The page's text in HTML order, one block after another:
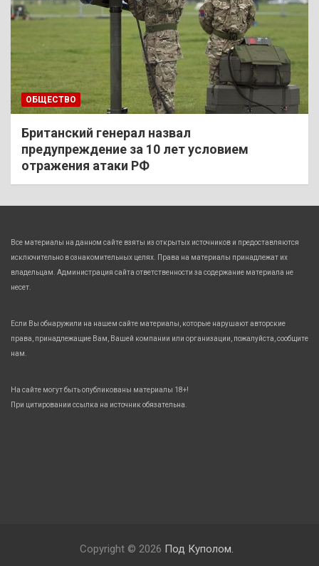
ОБЩЕСТВО
Британский генерал назвал
предупреждение за 10 лет условием
отражения атаки РФ
Все материалы на данном сайте взяты из открытых источников и предоставляются
исключительно в ознакомительных целях. Права на материалы принадлежат их
владельцам. Администрация сайта ответственности за содержание материала не
несет.
Если Вы обнаружили на нашем сайте материалы, которые нарушают авторские
права, принадлежащие Вам, Вашей компании или организации, пожалуйста, сообщите
нам.
На сайте могут быть опубликованы материалы 18+!
При цитировании ссылка на источник обязательна.
Copyright © 2026 Под Куполом.